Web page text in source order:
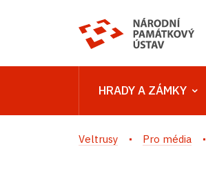
HRADY A ZÁMKY
Veltrusy Pro média